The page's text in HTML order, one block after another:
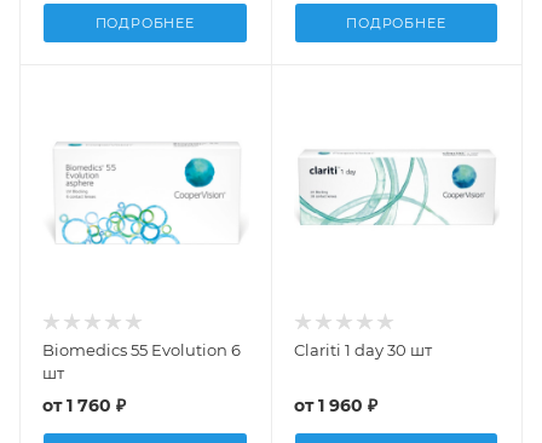
ПОДРОБНЕЕ ПОДРОБНЕЕ
Biomedics 55 Evolution 6
шт
от1 760 ₽
Clariti 1 day 30 шт
от1 960 ₽